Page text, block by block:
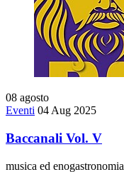
08 agosto
Eventi 04 Aug 2025
Baccanali Vol. V
musica ed enogastronomia